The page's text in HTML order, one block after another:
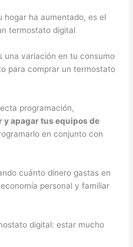
hogar ha aumentado, es el
termostato digital
una variación en tu consumo
para comprar un termostato
programación,
y apagar tus equipos de
en conjunto con
cuánto dinero gastas en
personal y familiar
digital: estar mucho